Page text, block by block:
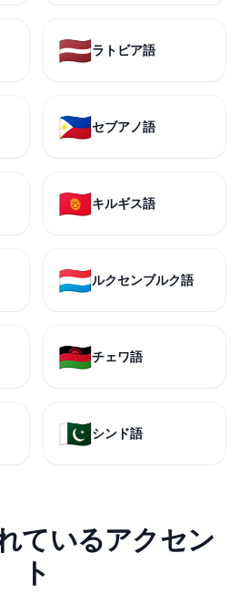
🇱🇻ラトビア語
🇵🇭セブアノ語
🇰🇬キルギス語
🇱🇺ルクセンブルク語
🇲🇼チェワ語
🇵🇰シンド語
ているアクセン
ト